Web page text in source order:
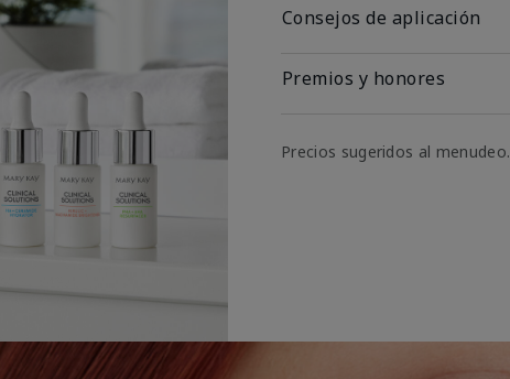
Consejos de aplicación
Premios y honores
Precios sugeridos al menudeo.